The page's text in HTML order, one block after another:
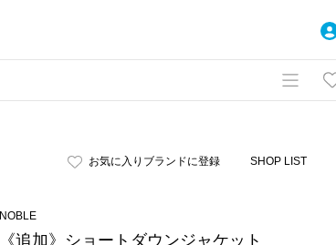
お気に入りブランドに登録 SHOP LIST
NOBLE
《追加》ショートダウンジャケット